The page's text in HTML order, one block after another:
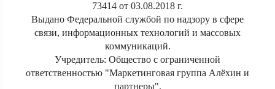
73414 от 03.08.2018 г.
Выдано Федеральной службой по надзору в сфере
связи, информационных технологий и массовых
коммуникаций.
Учредитель: Общество с ограниченной
ответственностью "Маркетинговая группа Алёхин и
партнеры".